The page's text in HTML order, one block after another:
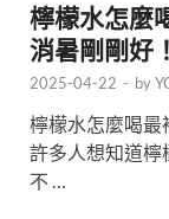
檸檬水怎麼
消暑剛剛好！
2025-04-22 - by
檸檬水怎麼喝最
許多人想知道檸
不 …